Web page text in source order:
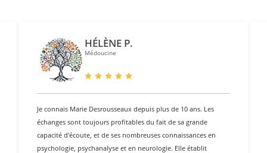
HÉLÈNE P.
Médoucine
Je connais Marie Desrousseaux depuis plus de 10 ans. Les
échanges sont toujours profitables du fait de sa grande
capacité d'écoute, et de ses nombreuses connaissances en
psychologie, psychanalyse et en neurologie. Elle établit